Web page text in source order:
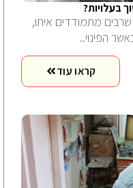
בעלויות?
מתמודדים איתו,
הפינוי..
קראו עוד